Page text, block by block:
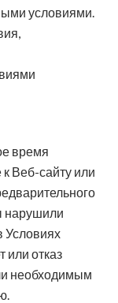
условиями.
время
к Веб-сайту или
нарушили
Условиях
или отказ
необходимым